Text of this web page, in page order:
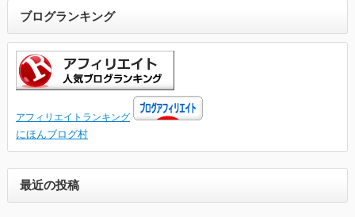
ブログランキング
アフィリエイトランキング
にほんブログ村
最近の投稿